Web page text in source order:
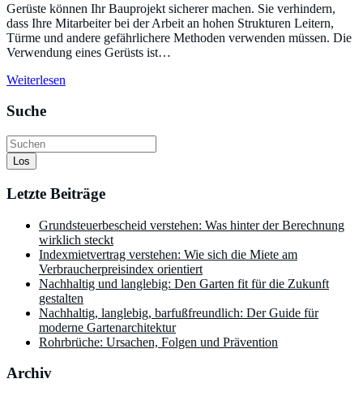
Gerüste können Ihr Bauprojekt sicherer machen. Sie verhindern,
dass Ihre Mitarbeiter bei der Arbeit an hohen Strukturen Leitern,
Türme und andere gefährlichere Methoden verwenden müssen. Die
Verwendung eines Gerüsts ist…
Weiterlesen
Suche
Los
Letzte Beiträge
Grundsteuerbescheid verstehen: Was hinter der Berechnung
wirklich steckt
Indexmietvertrag verstehen: Wie sich die Miete am
Verbraucherpreisindex orientiert
Nachhaltig und langlebig: Den Garten fit für die Zukunft
gestalten
Nachhaltig, langlebig, barfußfreundlich: Der Guide für
moderne Gartenarchitektur
Rohrbrüche: Ursachen, Folgen und Prävention
Archiv